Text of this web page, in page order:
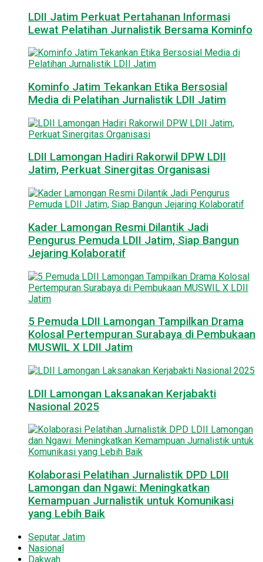
LDII Jatim Perkuat Pertahanan Informasi
Lewat Pelatihan Jurnalistik Bersama Kominfo
Kominfo Jatim Tekankan Etika Bersosial
Media di Pelatihan Jurnalistik LDII Jatim
LDII Lamongan Hadiri Rakorwil DPW LDII
Jatim, Perkuat Sinergitas Organisasi
Kader Lamongan Resmi Dilantik Jadi
Pengurus Pemuda LDII Jatim, Siap Bangun
Jejaring Kolaboratif
5 Pemuda LDII Lamongan Tampilkan Drama
Kolosal Pertempuran Surabaya di Pembukaan
MUSWIL X LDII Jatim
LDII Lamongan Laksanakan Kerjabakti
Nasional 2025
Kolaborasi Pelatihan Jurnalistik DPD LDII
Lamongan dan Ngawi: Meningkatkan
Kemampuan Jurnalistik untuk Komunikasi
yang Lebih Baik
Seputar Jatim
Nasional
Dakwah